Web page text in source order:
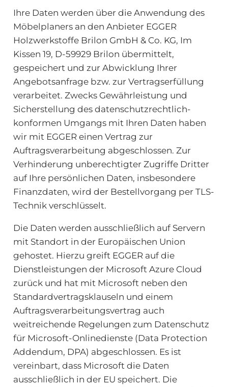
Ihre Daten werden über die Anwendung des
Möbelplaners an den Anbieter EGGER
Holzwerkstoffe Brilon GmbH & Co. KG, Im
Kissen 19, D-59929 Brilon übermittelt,
gespeichert und zur Abwicklung Ihrer
Angebotsanfrage bzw. zur Vertragserfüllung
verarbeitet. Zwecks Gewährleistung und
Sicherstellung des datenschutzrechtlich-
konformen Umgangs mit Ihren Daten haben
wir mit EGGER einen Vertrag zur
Auftragsverarbeitung abgeschlossen. Zur
Verhinderung unberechtigter Zugriffe Dritter
auf Ihre persönlichen Daten, insbesondere
Finanzdaten, wird der Bestellvorgang per TLS-
Technik verschlüsselt.
Die Daten werden ausschließlich auf Servern
mit Standort in der Europäischen Union
gehostet. Hierzu greift EGGER auf die
Dienstleistungen der Microsoft Azure Cloud
zurück und hat mit Microsoft neben den
Standardvertragsklauseln und einem
Auftragsverarbeitungsvertrag auch
weitreichende Regelungen zum Datenschutz
für Microsoft-Onlinedienste (Data Protection
Addendum, DPA) abgeschlossen. Es ist
vereinbart, dass Microsoft die Daten
ausschließlich in der EU speichert. Die